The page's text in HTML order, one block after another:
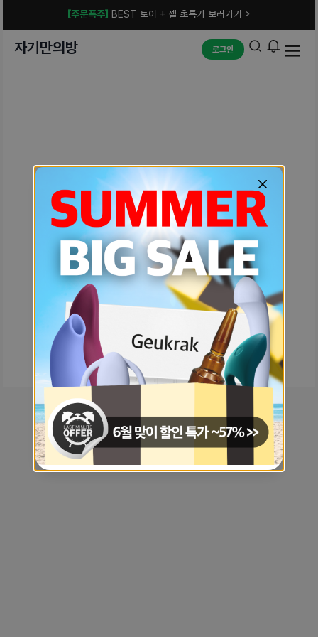
[주문폭주] BEST 토이 + 젤 초특가 보러가기 >
자기만의방 로그인
예상치 못한 에러입니다.